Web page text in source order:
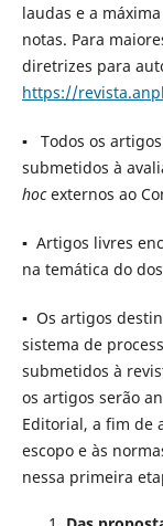
laudas e a
notas. Para
diretrizes para
https://
▪ Todos os
submetidos à
hocexternos ao
▪ Artigos livres
na temática do
▪ Os artigos
sistema de
submetidos à
os artigos serão
Editorial, a fim de
escopo e às
nessa primeira